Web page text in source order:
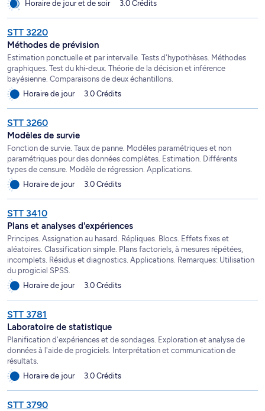
Horaire de jour et de soir 3.0 Crédits
STT 3220
Méthodes de prévision
Estimation ponctuelle et par intervalle. Tests d'hypothèses. Méthodes
graphiques. Test du khi-deux. Théorie de la décision et inférence
bayésienne. Comparaisons de deux échantillons.
Horaire de jour
3.0 Crédits
STT 3260
Modèles de survie
Fonction de survie. Taux de panne. Modèles paramétriques et non
paramétriques pour des données complètes. Estimation. Différents
types de censure. Modèle de régression. Applications.
Horaire de jour
3.0 Crédits
STT 3410
Plans et analyses d'expériences
Principes. Assignation au hasard. Répliques. Blocs. Effets fixes et
aléatoires. Classification simple. Plans factoriels, à mesures répétées,
incomplets. Résidus et diagnostics. Applications. Remarques: Utilisation
du progiciel SPSS.
Horaire de jour
3.0 Crédits
STT 3781
Laboratoire de statistique
Planification d'expériences et de sondages. Exploration et analyse de
données à l'aide de progiciels. Interprétation et communication de
résultats.
Horaire de jour
3.0 Crédits
STT 3790